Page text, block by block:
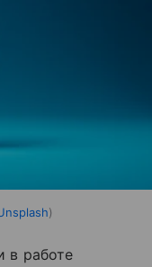
в работе